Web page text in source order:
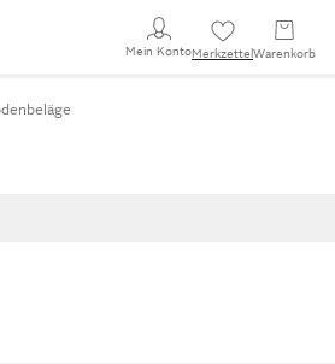
Mein KontoMerkzettel Warenkorb